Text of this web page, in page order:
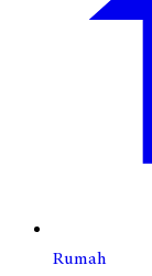
Rumah